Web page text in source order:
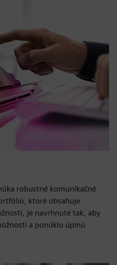
robustné komunikačné
ktoré obsahuje
je navrhnuté tak, aby
a ponúklo úplnú